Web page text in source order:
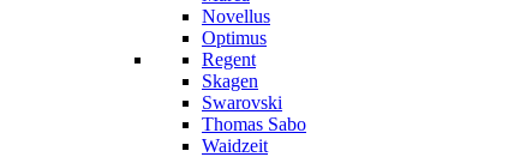
Novellus
Optimus
Regent
Skagen
Swarovski
Thomas Sabo
Waidzeit